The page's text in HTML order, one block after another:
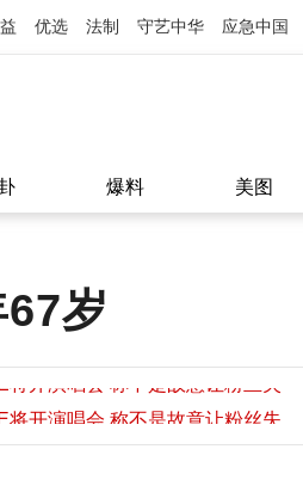
优选 法制 守艺中华 应急中国
爆料 美图
岁
将开演唱会 称不是故意让粉丝失
将开演唱会 称不是故意让粉丝失